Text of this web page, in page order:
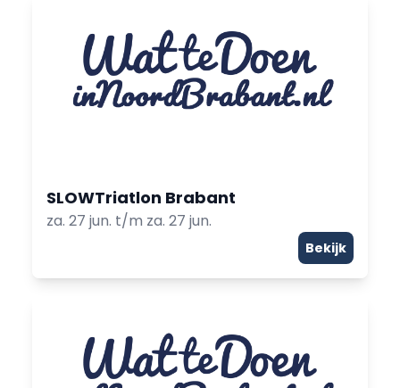
SLOWTriatlon Brabant
za. 27 jun. t/m za. 27 jun.
Bekijk